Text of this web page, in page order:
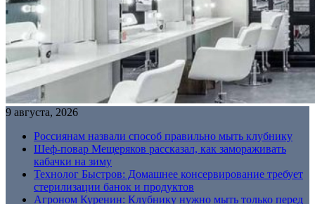
9 августа, 2026
Россиянам назвали способ правильно мыть клубнику
Шеф-повар Мещеряков рассказал, как замораживать
кабачки на зиму
Технолог Быстров: Домашнее консервирование требует
стерилизации банок и продуктов
Агроном Куренин: Клубнику нужно мыть только перед